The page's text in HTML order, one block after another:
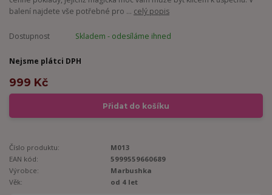
balení najdete vše potřebné pro ... celý popis
Dostupnost Skladem - odesíláme ihned
Nejsme plátci DPH
999 Kč
Přidat do košíku
Číslo produktu:
M013
EAN kód:
5999559660689
Výrobce:
Marbushka
Věk:
od 4 let